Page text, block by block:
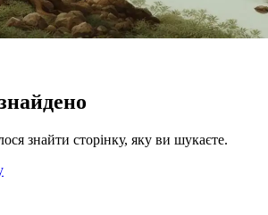
знайти сторінку, яку ви шукаєте.